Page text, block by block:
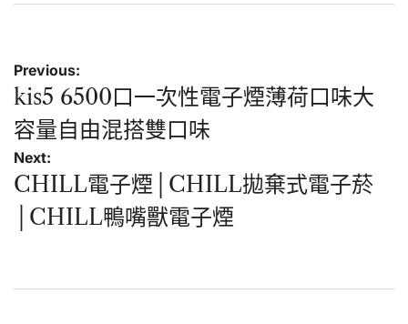
文
章
導
覽
Previous:
kis5 6500口一次性電子煙薄荷口味大
容量自由混搭雙口味
Next:
CHILL電子煙│CHILL拋棄式電子菸
│CHILL鴨嘴獸電子煙